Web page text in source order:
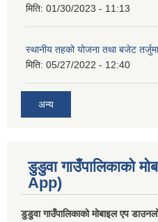
मिति: 01/30/2023 - 11:13
स्थानीय तहको योजना तथा बजेट
मिति: 05/27/2022 - 12:40
अन्य
डुडुवा गाउँपालिकाको
App)
डुडुवा गाउँपालिकाको मोबाइल एप